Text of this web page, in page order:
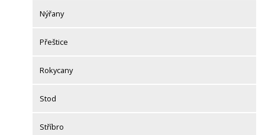
Nýřany
Přeštice
Rokycany
Stod
Stříbro